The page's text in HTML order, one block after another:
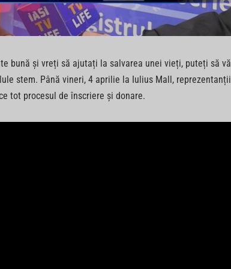
bună și vreți să ajutați la salvarea unei vieți, puteți să vă
stem. Până vineri, 4 aprilie la Iulius Mall, reprezentanții
tot procesul de înscriere și donare.